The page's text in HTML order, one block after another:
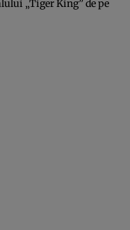
„Tiger King” de pe